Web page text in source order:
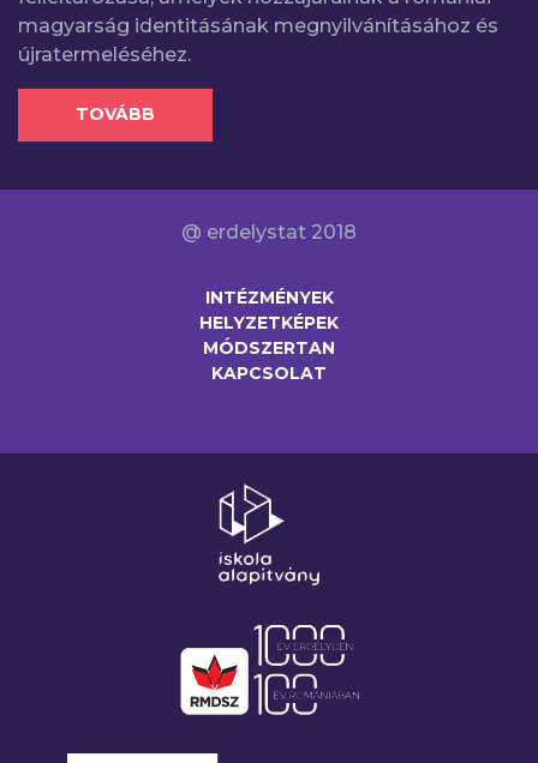
magyarság identitásának megnyilvánításához és
újratermeléséhez.
TOVÁBB
@ erdelystat 2018
INTÉZMÉNYEK
HELYZETKÉPEK
MÓDSZERTAN
KAPCSOLAT